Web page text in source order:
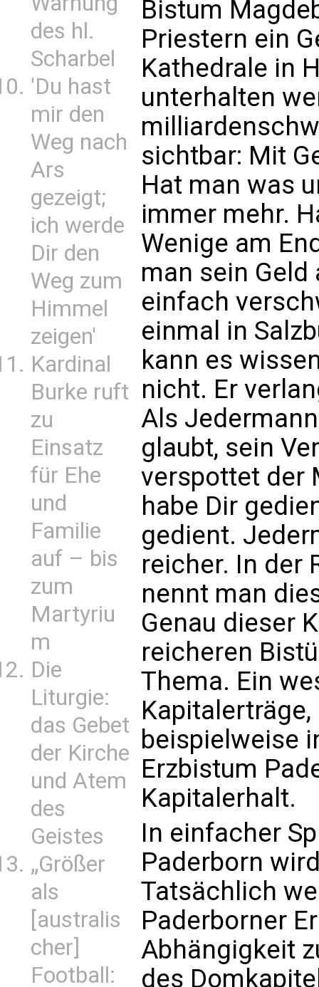
des hl.
Scharbel
'Du hast
mir den
Weg nach
Ars
gezeigt;
ich werde
Dir den
Weg zum
Himmel
zeigen'
Kardinal
Burke ruft
zu
Einsatz
für Ehe
und
Familie
auf – bis
zum
Martyriu
m
Die
Liturgie:
das Gebet
der Kirche
und Atem
des
Geistes
„Größer
als
[australis
cher]
Football:
Bistum
Priestern ein
Kathedrale in
unterhalten
sichtbar: Mit
Hat man was
immer mehr.
Wenige am
man sein Geld
einfach
einmal in
kann es
nicht. Er
Als
glaubt, sein
verspottet der
habe Dir
gedient.
reicher. In der
nennt man
Genau dieser
reicheren
Thema. Ein
beispielweise
Erzbistum
Kapitalerhalt.
In einfacher
Paderborn
Tatsächlich
Paderborner
Abhängigkeit
des